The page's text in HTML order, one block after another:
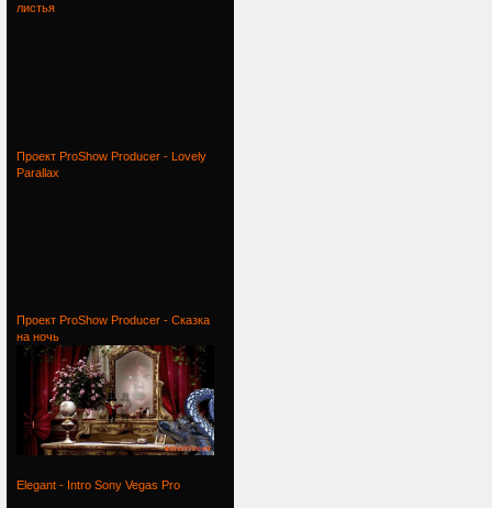
листья
Проект ProShow Producer - Lovely
Parallax
Проект ProShow Producer - Сказка
на ночь
Elegant - Intro Sony Vegas Pro